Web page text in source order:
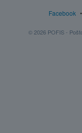
Facebook
© 2026 POFIS -